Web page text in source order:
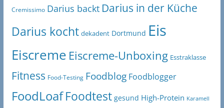
Cremissimo Darius backt Darius in der Küche
Darius kocht dekadent Dortmund Eis
Eiscreme Eiscreme-Unboxing Esstraklasse
Fitness Food-Testing Foodblog Foodblogger
FoodLoaf Foodtest gesund High-Protein Karamell